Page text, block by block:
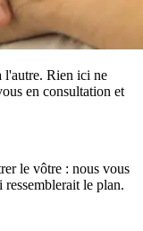
l'autre. Rien ici ne
en consultation et
le vôtre : nous vous
le plan.